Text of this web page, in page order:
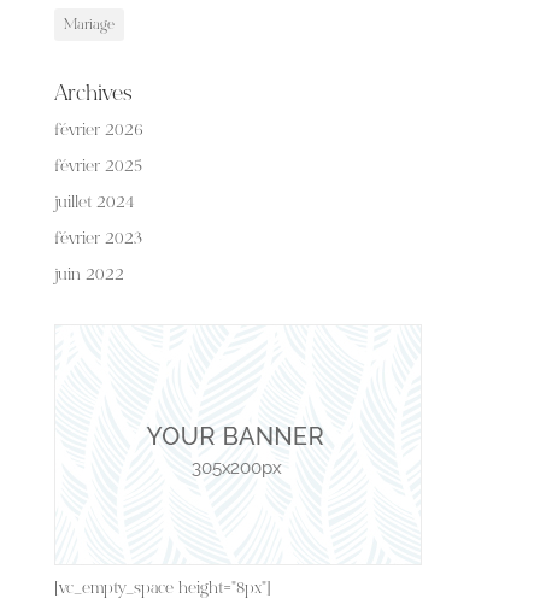
Mariage
Archives
février 2026
février 2025
juillet 2024
février 2023
juin 2022
[vc_empty_space height="8px"]